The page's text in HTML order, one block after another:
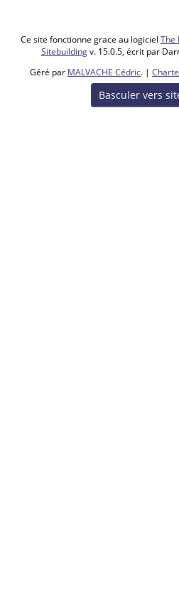
Ce site fonctionne grace au logiciel The
Sitebuildingv. 15.0.5, écrit par
Géré par MALVACHE Cédric. |
Basculer vers